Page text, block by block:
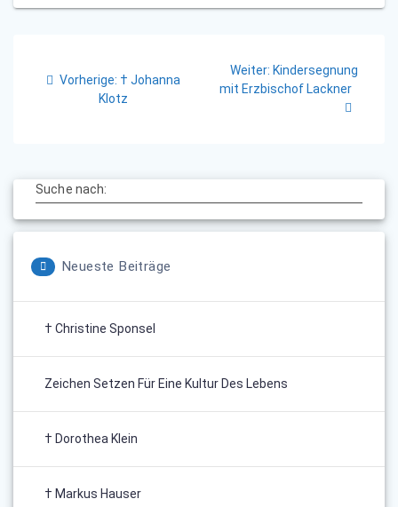
Vorherige: Vorheriger
Beitrag:
† Johanna
Klotz
Weiter: Nächster
Beitrag:
Kindersegnung
mit Erzbischof Lackner
Suche nach:
Neueste Beiträge
† Christine Sponsel
Zeichen Setzen Für Eine Kultur Des Lebens
† Dorothea Klein
† Markus Hauser